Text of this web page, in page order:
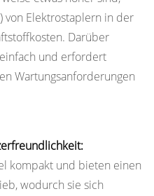
von Elektrostaplern in der
Darüber
und erfordert
Wartungsanforderungen
kompakt und bieten einen
wodurch sie sich